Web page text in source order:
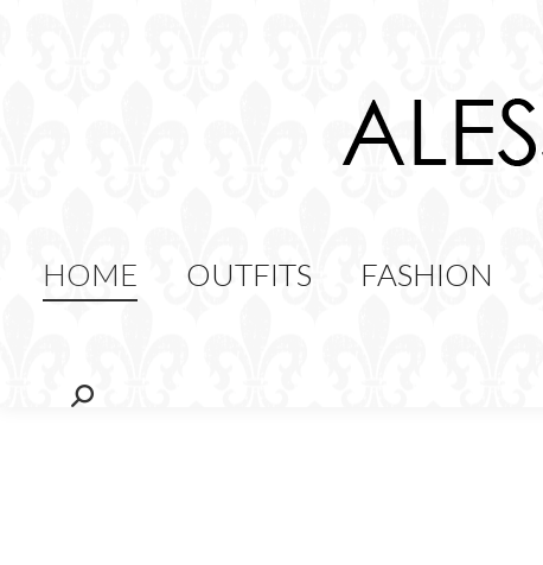
HOME OUTFITS FASHION
Cerca:
FOOD